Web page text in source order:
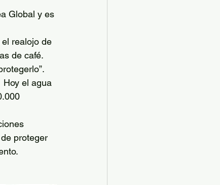
Global y es
el realojo de
de café.
Hoy el agua
proteger